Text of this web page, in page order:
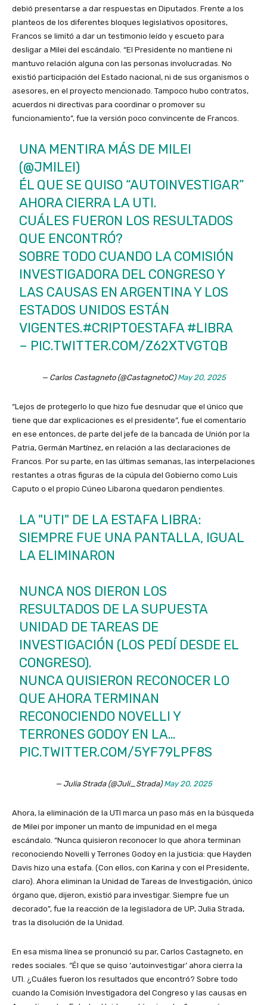
debió presentarse a dar respuestas en Diputados. Frente a los
planteos de los diferentes bloques legislativos opositores,
Francos se limitó a dar un testimonio leído y escueto para
desligar a Milei del escándalo. “El Presidente no mantiene ni
mantuvo relación alguna con las personas involucradas. No
existió participación del Estado nacional, ni de sus organismos o
asesores, en el proyecto mencionado. Tampoco hubo contratos,
acuerdos ni directivas para coordinar o promover su
funcionamiento”, fue la versión poco convincente de Francos.
UNA MENTIRA MÁS DE MILEI
(@JMILEI)
ÉL QUE SE QUISO “AUTOINVESTIGAR”
AHORA CIERRA LA UTI.
CUÁLES FUERON LOS RESULTADOS
QUE ENCONTRÓ?
SOBRE TODO CUANDO LA COMISIÓN
INVESTIGADORA DEL CONGRESO Y
LAS CAUSAS EN ARGENTINA Y LOS
ESTADOS UNIDOS ESTÁN
VIGENTES.#CRIPTOESTAFA #LIBRA
– PIC.TWITTER.COM/Z62XTVGTQB
— Carlos Castagneto (@CastagnetoC)May 20, 2025
“Lejos de protegerlo lo que hizo fue desnudar que el único que
tiene que dar explicaciones es el presidente”, fue el comentario
en ese entonces, de parte del jefe de la bancada de Unión por la
Patria, Germán Martínez, en relación a las declaraciones de
Francos. Por su parte, en las últimas semanas, las interpelaciones
restantes a otras figuras de la cúpula del Gobierno como Luis
Caputo o el propio Cúneo Libarona quedaron pendientes.
LA "UTI" DE LA ESTAFA LIBRA:
SIEMPRE FUE UNA PANTALLA, IGUAL
LA ELIMINARON
NUNCA NOS DIERON LOS
RESULTADOS DE LA SUPUESTA
UNIDAD DE TAREAS DE
INVESTIGACIÓN (LOS PEDÍ DESDE EL
CONGRESO).
NUNCA QUISIERON RECONOCER LO
QUE AHORA TERMINAN
RECONOCIENDO NOVELLI Y
TERRONES GODOY EN LA…
PIC.TWITTER.COM/5YF79LPF8S
— Julia Strada (@Juli_Strada)May 20, 2025
Ahora, la eliminación de la UTI marca un paso más en la búsqueda
de Milei por imponer un manto de impunidad en el mega
escándalo. “Nunca quisieron reconocer lo que ahora terminan
reconociendo Novelli y Terrones Godoy en la justicia: que Hayden
Davis hizo una estafa. (Con ellos, con Karina y con el Presidente,
claro). Ahora eliminan la Unidad de Tareas de Investigación, único
órgano que, dijeron, existió para investigar. Siempre fue un
decorado”, fue la reacción de la legisladora de UP, Julia Strada,
tras la disolución de la Unidad.
En esa misma línea se pronunció su par, Carlos Castagneto, en
redes sociales. “Él que se quiso ‘autoinvestigar’ ahora cierra la
UTI. ¿Cuáles fueron los resultados que encontró? Sobre todo
cuando la Comisión Investigadora del Congreso y las causas en